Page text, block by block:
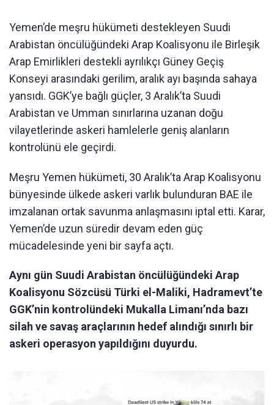
Yemen’de meşru hükümeti destekleyen Suudi
Arabistan öncülüğündeki Arap Koalisyonu ile Birleşik
Arap Emirlikleri destekli ayrılıkçı Güney Geçiş
Konseyi arasındaki gerilim, aralık ayı başında sahaya
yansıdı. GGK’ye bağlı güçler, 3 Aralık’ta Suudi
Arabistan ve Umman sınırlarına uzanan doğu
vilayetlerinde askeri hamlelerle geniş alanların
kontrolünü ele geçirdi.
Meşru Yemen hükümeti, 30 Aralık’ta Arap Koalisyonu
bünyesinde ülkede askeri varlık bulunduran BAE ile
imzalanan ortak savunma anlaşmasını iptal etti. Karar,
Yemen’de uzun süredir devam eden güç
mücadelesinde yeni bir sayfa açtı.
Aynı gün Suudi Arabistan öncülüğündeki Arap
Koalisyonu Sözcüsü Türki el-Maliki, Hadramevt’te
GGK’nin kontrolündeki Mukalla Limanı’nda bazı
silah ve savaş araçlarının hedef alındığı sınırlı bir
askeri operasyon yapıldığını duyurdu.